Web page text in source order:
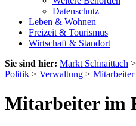
Datenschutz
Leben & Wohnen
Freizeit & Tourismus
Wirtschaft & Standort
Sie sind hier: Markt Schnaittach >
Politik > Verwaltung > Mitarbeiter
Mitarbeiter im